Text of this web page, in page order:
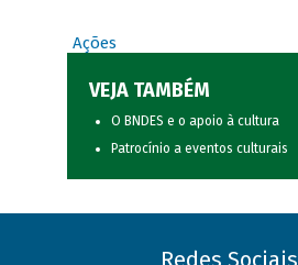
Ações
VEJA TAMBÉM
O BNDES e o apoio à cultura
Patrocínio a eventos culturais
Redes Sociais